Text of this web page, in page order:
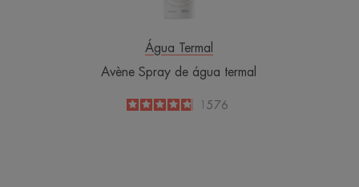
Água Termal
Avène Spray de água termal
4.8
/51576